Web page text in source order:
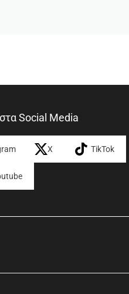
Social Media
X TikTok